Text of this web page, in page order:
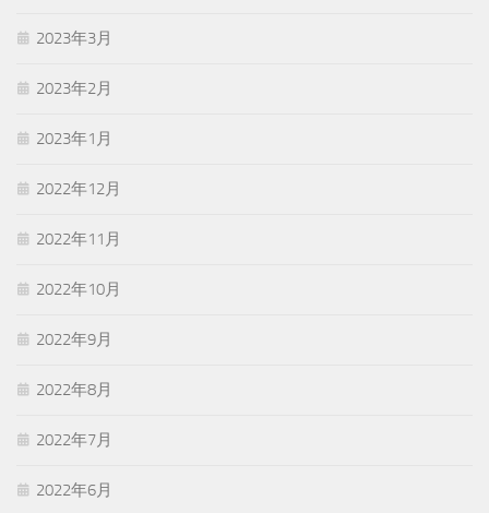
2023年3月
2023年2月
2023年1月
2022年12月
2022年11月
2022年10月
2022年9月
2022年8月
2022年7月
2022年6月